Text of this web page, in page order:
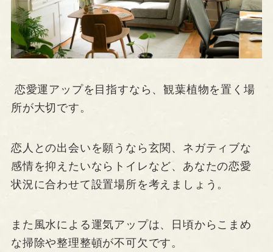
恋愛運アップを目指すなら、観葉植物を置く場
所が大切です。
恋人との出会いを願うなら玄関、ネガティブな
感情を抑えたいならトイレなど、あなたの恋愛
状況に合わせて設置場所を考えましょう。
また風水による運気アップは、日頃からこまめ
な掃除や整理整頓が不可欠です。